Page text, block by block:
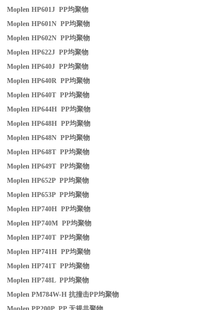
Moplen HP601J PP均聚物
Moplen HP601N PP均聚物
Moplen HP602N PP均聚物
Moplen HP622J PP均聚物
Moplen HP640J PP均聚物
Moplen HP640R PP均聚物
Moplen HP640T PP均聚物
Moplen HP644H PP均聚物
Moplen HP648H PP均聚物
Moplen HP648N PP均聚物
Moplen HP648T PP均聚物
Moplen HP649T PP均聚物
Moplen HP652P PP均聚物
Moplen HP653P PP均聚物
Moplen HP740H PP均聚物
Moplen HP740M PP均聚物
Moplen HP740T PP均聚物
Moplen HP741H PP均聚物
Moplen HP741T PP均聚物
Moplen HP748L PP均聚物
Moplen PM784W-H抗撞击PP均聚物